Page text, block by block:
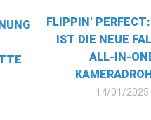
FLIPPIN‘
IST DIE NEUE
ALL-IN-
14/01/2025